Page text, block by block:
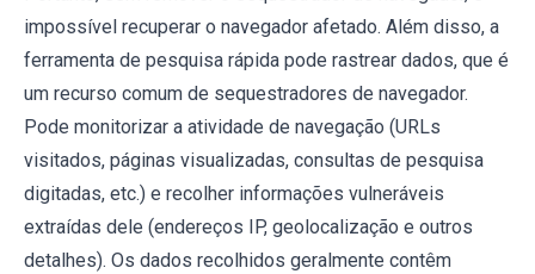
impossível recuperar o navegador afetado. Além disso, a
ferramenta de pesquisa rápida pode rastrear dados, que é
um recurso comum de sequestradores de navegador.
Pode monitorizar a atividade de navegação (URLs
visitados, páginas visualizadas, consultas de pesquisa
digitadas, etc.) e recolher informações vulneráveis ​​
extraídas dele (endereços IP, geolocalização e outros
detalhes). Os dados recolhidos geralmente contêm